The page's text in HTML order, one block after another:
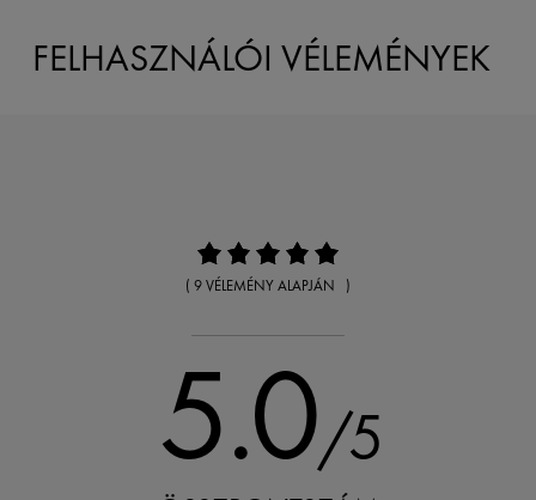
FELHASZNÁLÓI VÉLEMÉNYEK
( 9 VÉLEMÉNY ALAPJÁN )
5.0/5